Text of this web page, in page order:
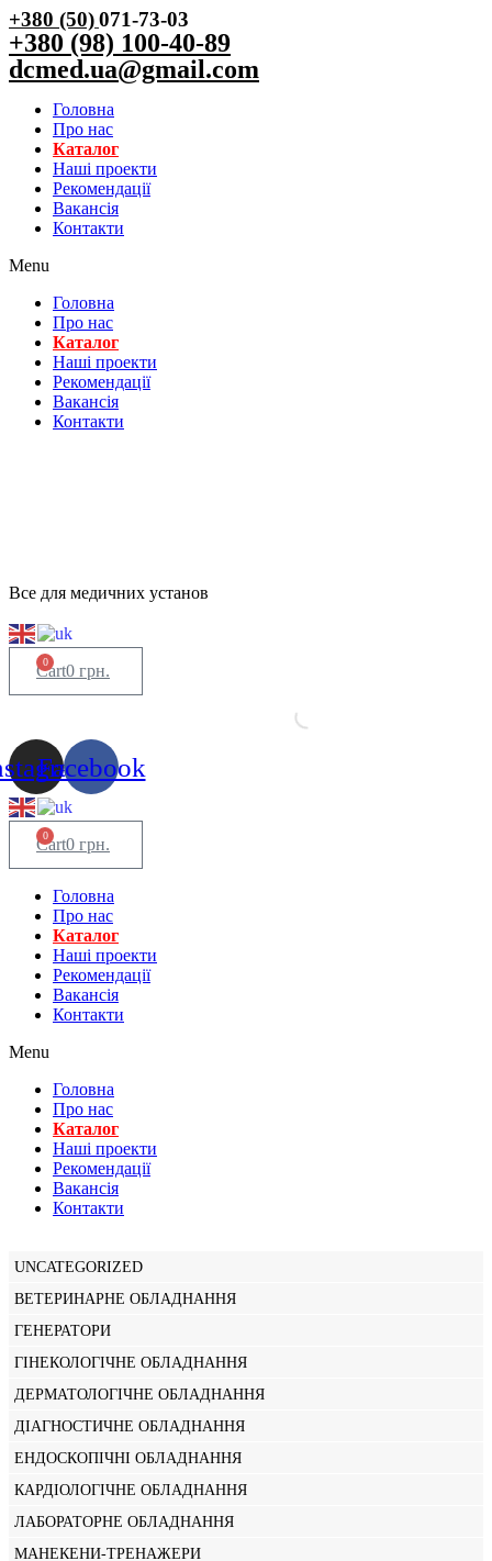
+380 (50)071-73-03
+380 (98) 100-40-89
dcmed.ua@gmail.com
Головна
Про нас
Каталог
Нашi проекти
Рекомендації
Вакансiя
Контакти
Menu
Головна
Про нас
Каталог
Нашi проекти
Рекомендації
Вакансiя
Контакти
Все для медичних установ
0 грн.
0
Cart
Facebook
0 грн.
0
Cart
Головна
Про нас
Каталог
Нашi проекти
Рекомендації
Вакансiя
Контакти
Menu
Головна
Про нас
Каталог
Нашi проекти
Рекомендації
Вакансiя
Контакти
UNCATEGORIZED
ВЕТЕРИНАРНЕ ОБЛАДНАННЯ
ГЕНЕРАТОРИ
ГІНЕКОЛОГІЧНЕ ОБЛАДНАННЯ
ДЕРМАТОЛОГІЧНЕ ОБЛАДНАННЯ
ДІАГНОСТИЧНЕ ОБЛАДНАННЯ
ЕНДОСКОПІЧНІ ОБЛАДНАННЯ
КАРДІОЛОГІЧНЕ ОБЛАДНАННЯ
ЛАБОРАТОРНЕ ОБЛАДНАННЯ
МАНЕКЕНИ-ТРЕНАЖЕРИ